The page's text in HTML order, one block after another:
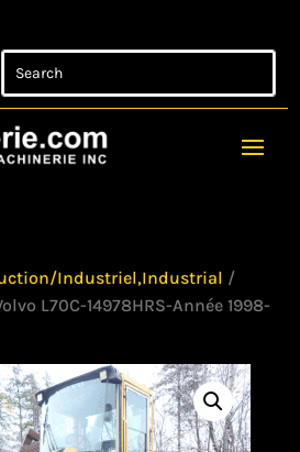
Industriel,Industrial /
L70C-14978HRS-Année 1998-